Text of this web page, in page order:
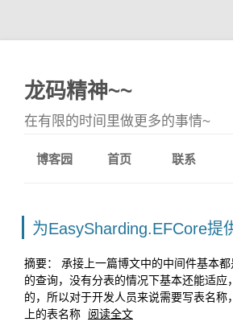
龙码精神~~
在有限的时间里做更多的事情~
博客园 首页 联系
为EasySharding.EFCore提
摘要： 承接上一篇博文中的中间件基本
的查询，没有分表的情况下基本还能适
的，所以对于开发人员来说需要写表名
上的表名称
阅读全文